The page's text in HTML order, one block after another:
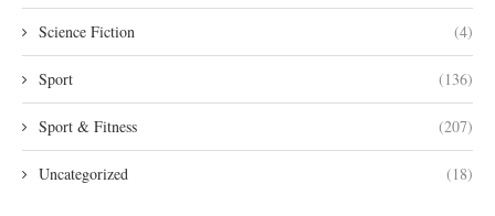
Science Fiction (4)
Sport (136)
Sport & Fitness (207)
Uncategorized (18)